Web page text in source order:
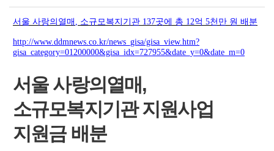
서울 사랑의열매 , 소규모복지기관 137곳에 총 12억 5천만 원 배분
http://www.ddmnews.co.kr/news_gisa/gisa_view.htm?
gisa_category=01200000&gisa_idx=727955&date_y=0&date_m=0
서울 사랑의열매,
소규모복지기관 지원사업
지원금 배분